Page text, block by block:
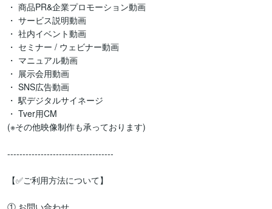
・ 商品PR&企業プロモーション動画
・ サービス説明動画
・ 社内イベント動画
・ セミナー / ウェビナー動画
・ マニュアル動画
・ 展示会用動画
・ SNS広告動画
・ 駅デジタルサイネージ
・ Tver用CM
(※その他映像制作も承っております)
-----------------------------------
【✅ご利用方法について】